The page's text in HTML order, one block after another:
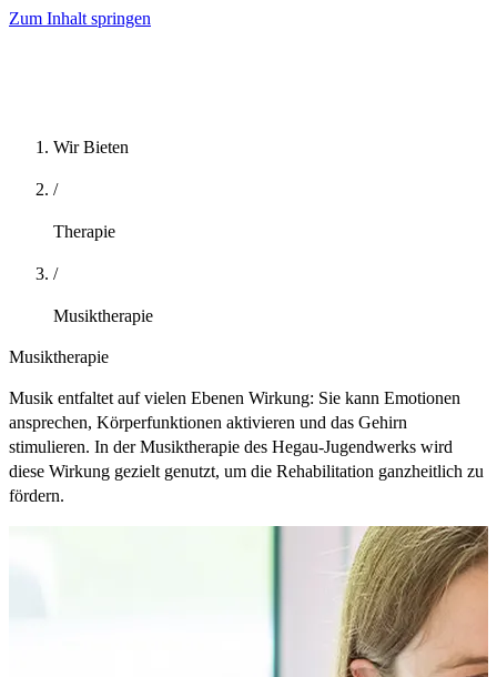
Zum Inhalt springen
Wir Bieten
/
Therapie
/
Musiktherapie
Musiktherapie
Musik entfaltet auf vielen Ebenen Wirkung: Sie kann Emotionen
ansprechen, Körperfunktionen aktivieren und das Gehirn
stimulieren. In der Musiktherapie des Hegau-Jugendwerks wird
diese Wirkung gezielt genutzt, um die Rehabilitation ganzheitlich zu
fördern.